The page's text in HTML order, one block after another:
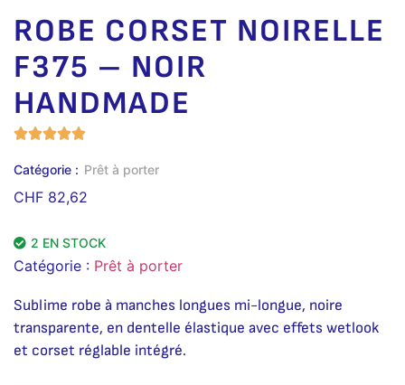
ROBE CORSET NOIRELLE
F375 – NOIR
HANDMADE
Catégorie : Prêt à porter
CHF 82,62
2 EN STOCK
Catégorie : Prêt à porter
Sublime robe à manches longues mi-longue, noire
transparente, en dentelle élastique avec effets wetlook
et corset réglable intégré.